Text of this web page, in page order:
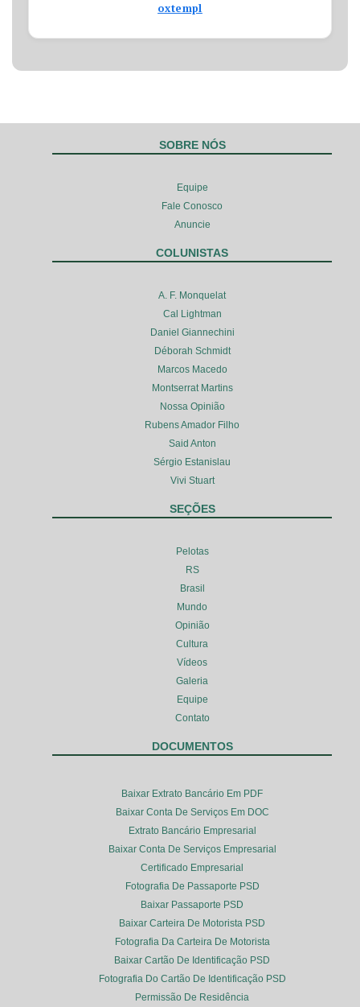
oxtempl
SOBRE NÓS
Equipe
Fale Conosco
Anuncie
COLUNISTAS
A. F. Monquelat
Cal Lightman
Daniel Giannechini
Déborah Schmidt
Marcos Macedo
Montserrat Martins
Nossa Opinião
Rubens Amador Filho
Said Anton
Sérgio Estanislau
Vivi Stuart
SEÇÕES
Pelotas
RS
Brasil
Mundo
Opinião
Cultura
Vídeos
Galeria
Equipe
Contato
DOCUMENTOS
Baixar Extrato Bancário Em PDF
Baixar Conta De Serviços Em DOC
Extrato Bancário Empresarial
Baixar Conta De Serviços Empresarial
Certificado Empresarial
Fotografia De Passaporte PSD
Baixar Passaporte PSD
Baixar Carteira De Motorista PSD
Fotografia Da Carteira De Motorista
Baixar Cartão De Identificação PSD
Fotografia Do Cartão De Identificação PSD
Permissão De Residência